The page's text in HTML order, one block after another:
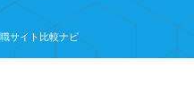
サイト比較ナビ